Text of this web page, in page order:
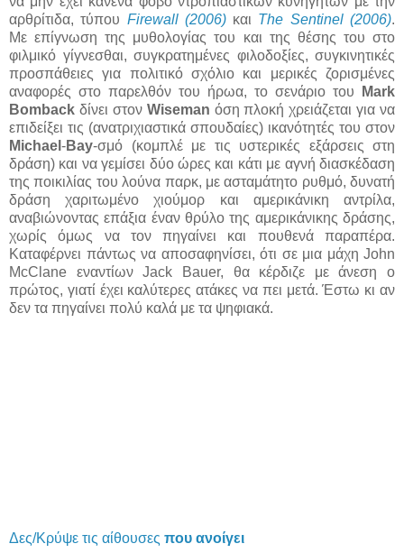
αρθρίτιδα, τύπου Firewall (2006)και The Sentinel (2006).
Με επίγνωση της μυθολογίας του και της θέσης του στο
φιλμικό γίγνεσθαι, συγκρατημένες φιλοδοξίες, συγκινητικές
προσπάθειες για πολιτικό σχόλιο και μερικές ζορισμένες
αναφορές στο παρελθόν του ήρωα, το σενάριο του
Mark
Bomback δίνει στον Wiseman όση πλοκή χρειάζεται για να
επιδείξει τις (ανατριχιαστικά σπουδαίες) ικανότητές του στον
Michael -Bay-σμό (κομπλέ με τις υστερικές εξάρσεις στη
δράση) και να γεμίσει δύο ώρες και κάτι με αγνή διασκέδαση
της ποικιλίας του λούνα παρκ, με ασταμάτητο ρυθμό, δυνατή
δράση χαριτωμένο χιούμορ και αμερικάνικη αντρίλα,
αναβιώνοντας επάξια έναν θρύλο της αμερικάνικης δράσης,
χωρίς όμως να τον πηγαίνει και πουθενά παραπέρα.
Καταφέρνει πάντως να αποσαφηνίσει, ότι σε μια μάχη John
McClane εναντίων Jack Bauer, θα κέρδιζε με άνεση ο
πρώτος, γιατί έχει καλύτερες ατάκες να πει μετά. Έστω κι αν
δεν τα πηγαίνει πολύ καλά με τα ψηφιακά.
Δες/Κρύψε τις αίθουσες που ανοίγει